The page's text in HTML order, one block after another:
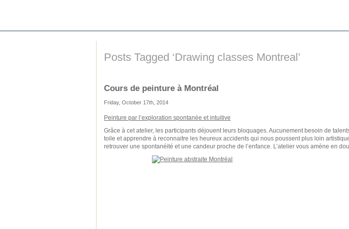
Posts Tagged ‘Drawing classes Montreal’
Cours de peinture à Montréal
Friday, October 17th, 2014
Peinture par l’exploration spontanée et intuitive
Grâce à cet atelier, les participants déjouent leurs bloquages. Aucunement besoin de
toile et apprendre à reconnaitre les heureux accidents qui nous poussent plus loin
retrouver une spontanéité et une candeur proche de l’enfance. L’atelier vous amène en